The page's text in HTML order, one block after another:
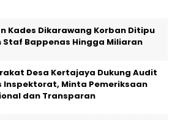
Kades Dikarawang Korban Ditipu
Staf Bappenas Hingga Miliaran
Desa Kertajaya Dukung Audit
Inspektorat, Minta Pemeriksaan
dan Transparan